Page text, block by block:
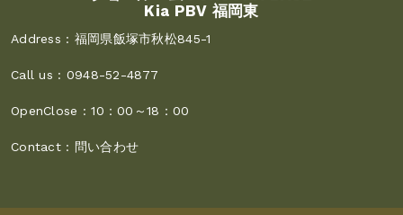
Kia PBV 福岡東
Address : 福岡県飯塚市秋松845-1
Call us : 0948-52-4877
OpenClose :10：00～18：00
Contact : 問い合わせ